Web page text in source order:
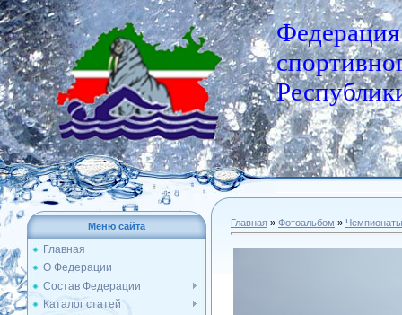
Федерация
Меню сайта
Главная
О Федерации
Состав Федерации
Каталог статей
Главная » Фотоальбом » Чемпионаты